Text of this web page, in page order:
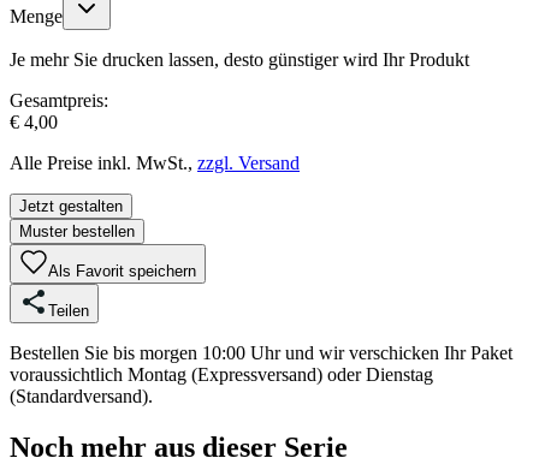
Menge
Je mehr Sie drucken lassen, desto günstiger wird Ihr Produkt
Gesamtpreis:
€ 4,00
Alle Preise inkl. MwSt., zzgl. Versand
Jetzt gestalten
Muster bestellen
Als Favorit speichern
Teilen
Bestellen Sie bis morgen 10:00 Uhr und wir verschicken Ihr Paket
voraussichtlich Montag (Expressversand) oder Dienstag
(Standardversand).
Noch mehr aus dieser Serie